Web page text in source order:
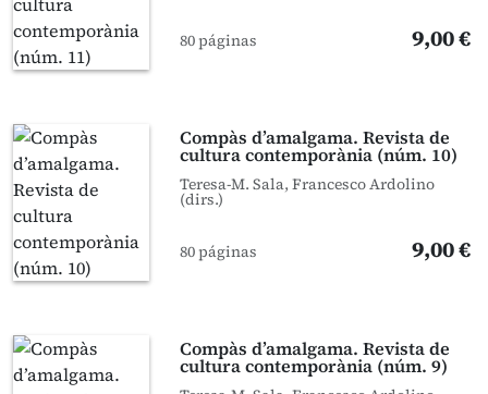
80 páginas 9,00 €
Compàs d’amalgama. Revista de
cultura contemporània (núm. 10)
Teresa-M. Sala, Francesco Ardolino
(dirs.)
80 páginas 9,00 €
Compàs d’amalgama. Revista de
cultura contemporània (núm. 9)